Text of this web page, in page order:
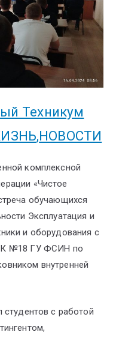
ум
Техникум
,НОВОСТИ
комплексной
«Чистое
обучающихся
Эксплуатация и
и оборудования с
№18 ГУ ФСИН по
внутренней
студентов с работой